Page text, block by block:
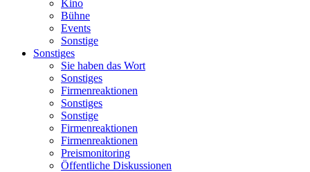
Kino
Bühne
Events
Sonstige
Sonstiges
Sie haben das Wort
Sonstiges
Firmenreaktionen
Sonstiges
Sonstige
Firmenreaktionen
Firmenreaktionen
Preismonitoring
Öffentliche Diskussionen